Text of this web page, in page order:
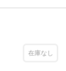
在庫なし